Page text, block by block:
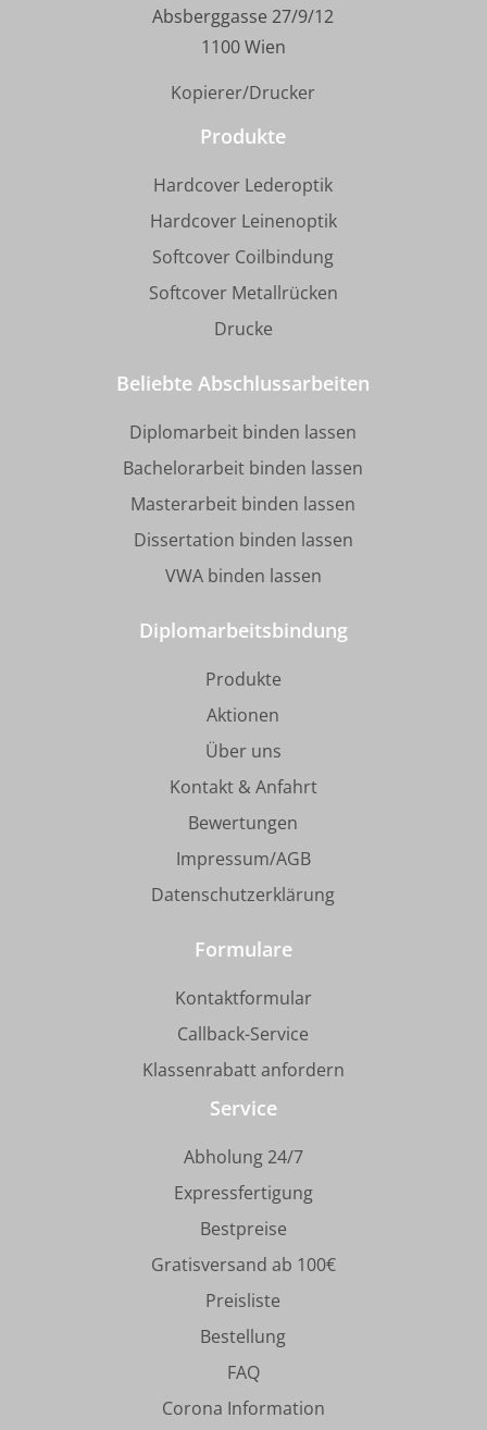
Absberggasse 27/9/12
1100 Wien
Kopierer/Drucker
Produkte
Hardcover Lederoptik
Hardcover Leinenoptik
Softcover Coilbindung
Softcover Metallrücken
Drucke
Beliebte Abschlussarbeiten
Diplomarbeit binden lassen
Bachelorarbeit binden lassen
Masterarbeit binden lassen
Dissertation binden lassen
VWA binden lassen
Diplomarbeitsbindung
Produkte
Aktionen
Über uns
Kontakt & Anfahrt
Bewertungen
Impressum/AGB
Datenschutzerklärung
Formulare
Kontaktformular
Callback-Service
Klassenrabatt anfordern
Service
Abholung 24/7
Expressfertigung
Bestpreise
Gratisversand ab 100€
Preisliste
Bestellung
FAQ
Corona Information